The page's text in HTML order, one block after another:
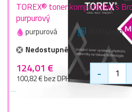
TOREX® toner kompatibilný s
purpurový
purpurová 3500 stran
Nedostupné
124,01 €
100,82 € bez DPH -